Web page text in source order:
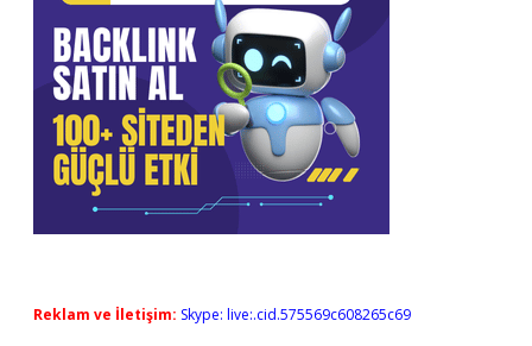
Reklam ve İletişim: Skype: live:.cid.575569c608265c69